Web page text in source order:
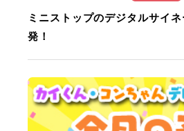
ミニストップのデジタルサイ
発！